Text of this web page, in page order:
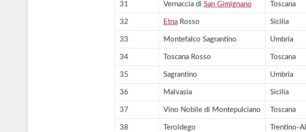
31 Vernaccia di San Gimignano Toscana
32 EtnaRosso Sicilia
33 Montefalco Sagrantino Umbria
34 Toscana Rosso Toscana
35 Sagrantino Umbria
36 Malvasia Sicilia
37 Vino Nobile di Montepulciano Toscana
38 Teroldego Trentino-